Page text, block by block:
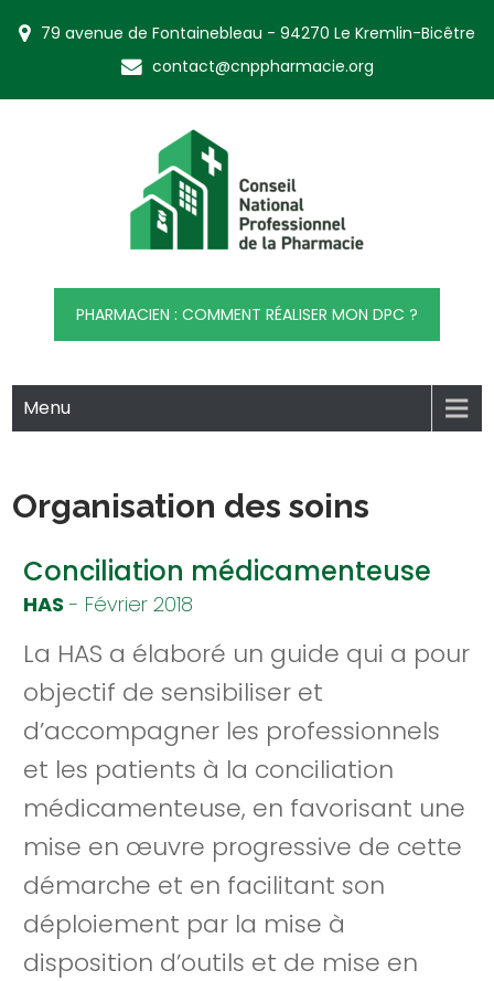
79 avenue de Fontainebleau - 94270 Le Kremlin-Bicêtre
contact@cnppharmacie.org
CNP Pharmacie
PHARMACIEN : COMMENT RÉALISER MON DPC ?
Menu
Organisation des soins
Conciliation médicamenteuse
HAS - Février 2018
La HAS a élaboré un guide qui a pour
objectif de sensibiliser et
d’accompagner les professionnels
et les patients à la conciliation
médicamenteuse, en favorisant une
mise en œuvre progressive de cette
démarche et en facilitant son
déploiement par la mise à
disposition d’outils et de mise en